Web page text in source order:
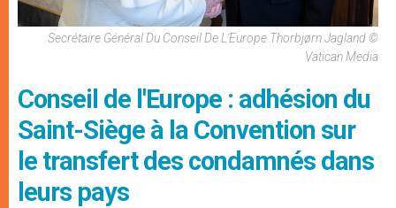
Secrétaire Général Du Conseil De L'Europe Thorbjørn Jagland ©
Vatican Media
Conseil de l'Europe : adhésion du
Saint-Siège à la Convention sur
le transfert des condamnés dans
leurs pays